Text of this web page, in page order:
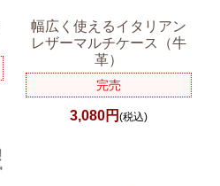
幅広く使えるイタリアン
レザーマルチケース（牛
革）
完売
3,080円 (税込)